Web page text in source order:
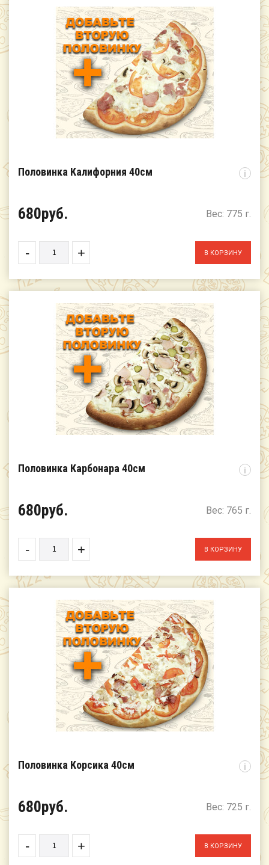
Половинка Калифорния 40см i
680руб. Вес: 775 г.
- +
Половинка Карбонара 40см i
680руб. Вес: 765 г.
- +
Половинка Корсика 40см i
680руб. Вес: 725 г.
- +